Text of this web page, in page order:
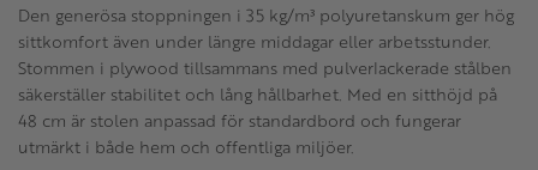
Den generösa stoppningen i 35 kg/m³ polyuretanskum ger hög
sittkomfort även under längre middagar eller arbetsstunder.
Stommen i plywood tillsammans med pulverlackerade stålben
säkerställer stabilitet och lång hållbarhet. Med en sitthöjd på
48 cm är stolen anpassad för standardbord och fungerar
utmärkt i både hem och offentliga miljöer.